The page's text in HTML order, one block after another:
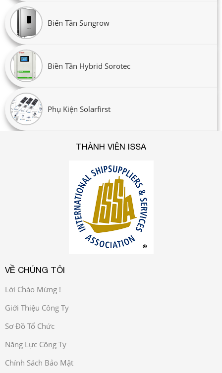
Biến Tần Sungrow
Biền Tần Hybrid Sorotec
Phụ Kiện Solarfirst
THÀNH VIÊN ISSA
VỀ CHÚNG TÔI
Lời Chào Mừng !
Giới Thiệu Công Ty
Sơ Đồ Tổ Chức
Năng Lực Công Ty
Chính Sách Bảo Mật